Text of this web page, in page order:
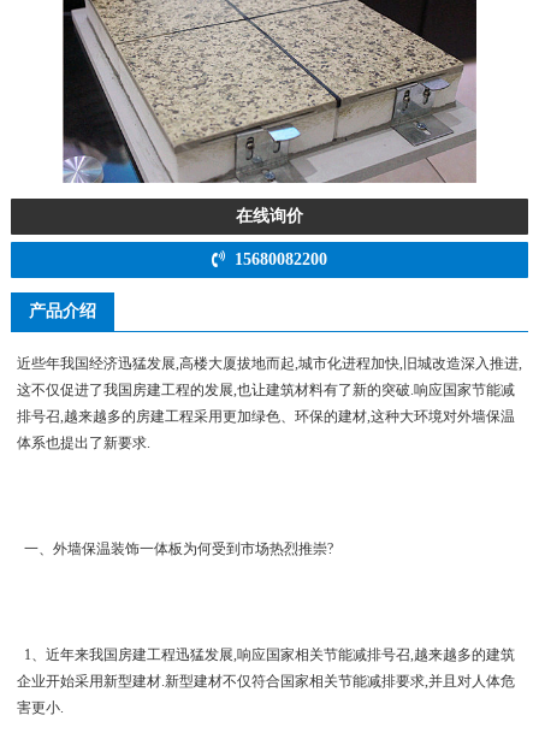
在线询价
15680082200
产品介绍
近些年我国经济迅猛发展,高楼大厦拔地而起,城市化进程加快,旧城改造深入推进,
这不仅促进了我国房建工程的发展,也让建筑材料有了新的突破.响应国家节能减
排号召,越来越多的房建工程采用更加绿色、环保的建材,这种大环境对外墙保温
体系也提出了新要求.
一、外墙保温装饰一体板为何受到市场热烈推崇?
1、近年来我国房建工程迅猛发展,响应国家相关节能减排号召,越来越多的建筑
企业开始采用新型建材.新型建材不仅符合国家相关节能减排要求,并且对人体危
害更小.